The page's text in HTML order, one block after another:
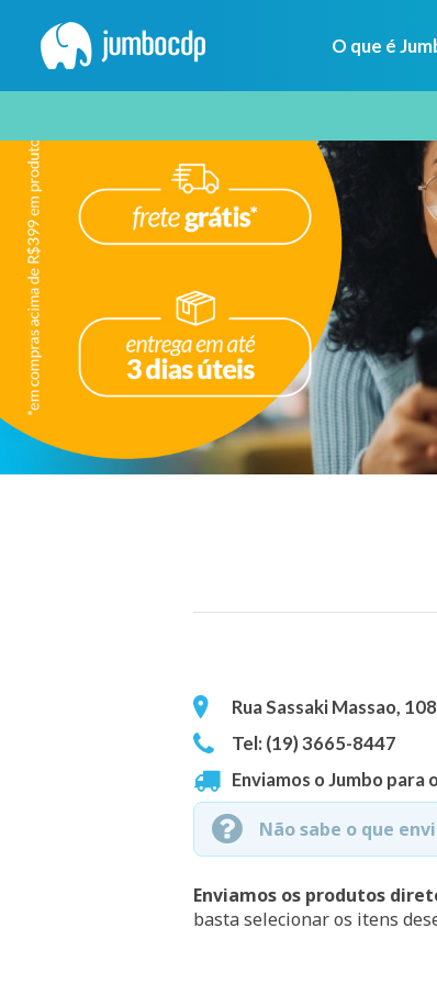
O que é
Rua Sassaki Massao,
Tel: (19) 3665-8447
Enviamos o Jumbo
Não sabe o que
Enviamos os produtos
basta selecionar os itens